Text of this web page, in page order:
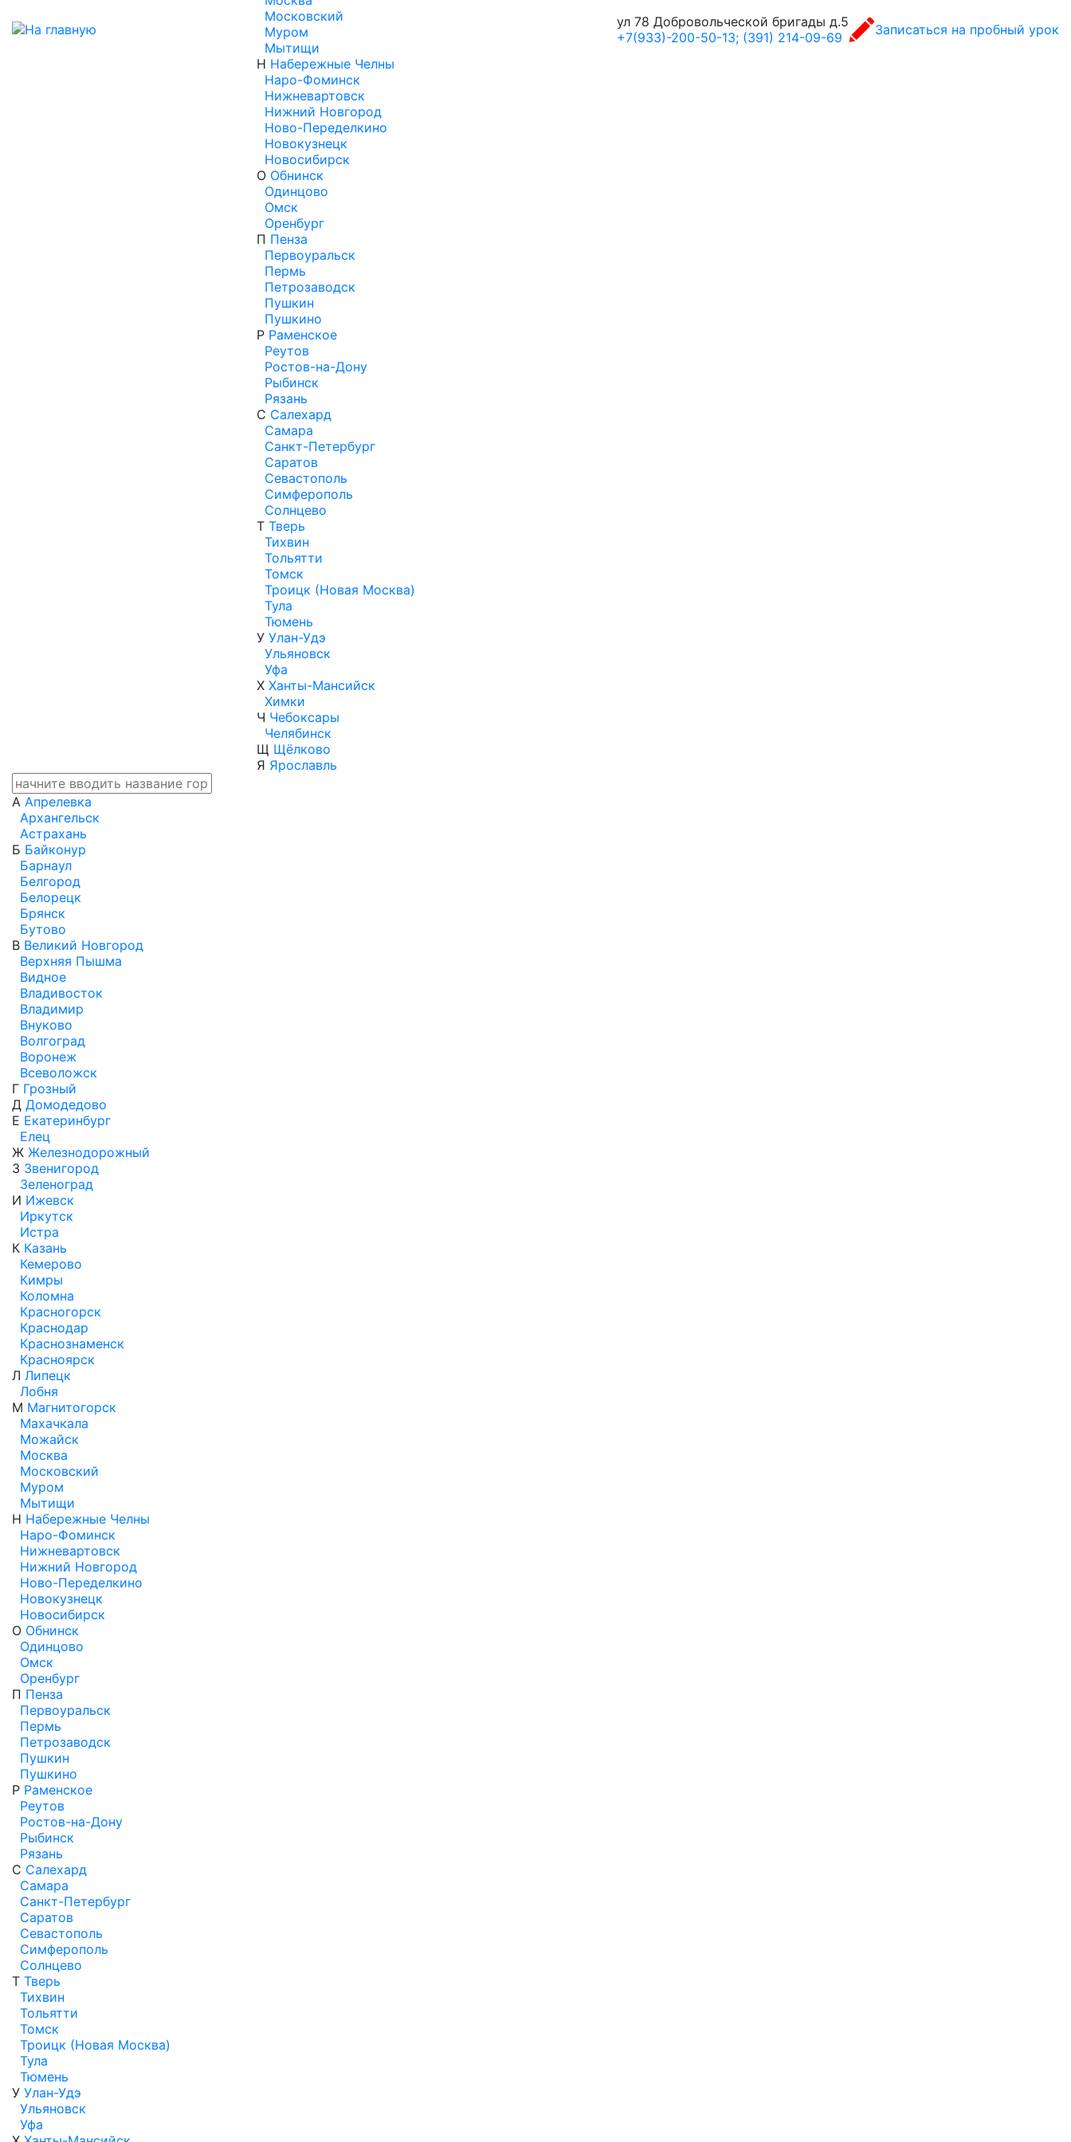
Московский
Муром
Мытищи
Н Набережные Челны
Наро-Фоминск
Нижневартовск
Нижний Новгород
Ново-Переделкино
Новокузнецк
Новосибирск
О Обнинск
Одинцово
Омск
Оренбург
П Пенза
Первоуральск
Пермь
Петрозаводск
Пушкин
Пушкино
Р Раменское
Реутов
Ростов-на-Дону
Рыбинск
Рязань
С Салехард
Самара
Санкт-Петербург
Саратов
Севастополь
Симферополь
Солнцево
Т Тверь
Тихвин
Тольятти
Томск
Троицк (Новая Москва)
Тула
Тюмень
У Улан-Удэ
Ульяновск
Уфа
Х Ханты-Мансийск
Химки
Ч Чебоксары
Челябинск
Щ Щёлково
Я Ярославль
ул 78 Добровольческой бригады д.5
+7(933)-200-50-13; (391) 214-09-69
Записаться на пробный урок
А Апрелевка
Архангельск
Астрахань
Б Байконур
Барнаул
Белгород
Белорецк
Брянск
Бутово
В Великий Новгород
Верхняя Пышма
Видное
Владивосток
Владимир
Внуково
Волгоград
Воронеж
Всеволожск
Г Грозный
Д Домодедово
Е Екатеринбург
Елец
Ж Железнодорожный
З Звенигород
Зеленоград
И Ижевск
Иркутск
Истра
К Казань
Кемерово
Кимры
Коломна
Красногорск
Краснодар
Краснознаменск
Красноярск
Л Липецк
Лобня
М Магнитогорск
Махачкала
Можайск
Москва
Московский
Муром
Мытищи
Н Набережные Челны
Наро-Фоминск
Нижневартовск
Нижний Новгород
Ново-Переделкино
Новокузнецк
Новосибирск
О Обнинск
Одинцово
Омск
Оренбург
П Пенза
Первоуральск
Пермь
Петрозаводск
Пушкин
Пушкино
Р Раменское
Реутов
Ростов-на-Дону
Рыбинск
Рязань
С Салехард
Самара
Санкт-Петербург
Саратов
Севастополь
Симферополь
Солнцево
Т Тверь
Тихвин
Тольятти
Томск
Троицк (Новая Москва)
Тула
Тюмень
У Улан-Удэ
Ульяновск
Уфа